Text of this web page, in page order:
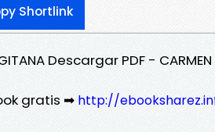
Shortlink
Descargar PDF - CARMEN
gratis ➡ http://